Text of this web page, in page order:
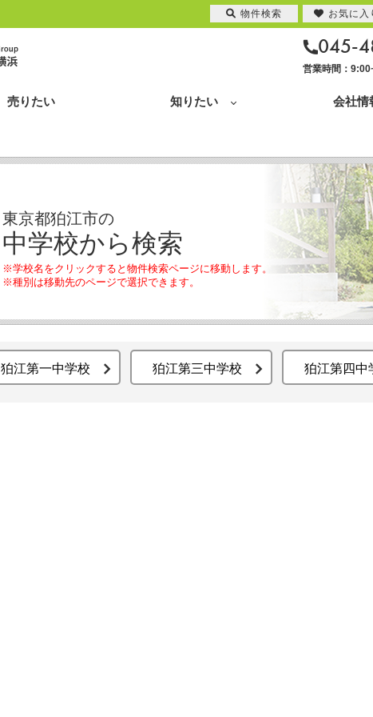
045-
営業時間：
売りたい 知りたい 会社情
東京都狛江市の
中学校から検索
※学校名をクリックすると物件検索ページに移動します。
※種別は移動先のページで選択できます。
狛江第一中学校 狛江第三中学校 狛江第四中
物件検索 お気に入